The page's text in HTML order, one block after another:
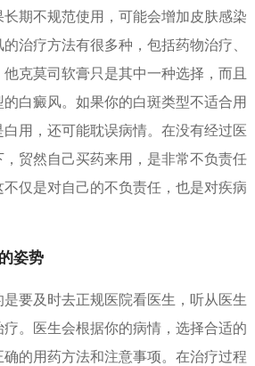
期不规范使用，可能会增加皮肤感染
治疗方法有很多种，包括药物治疗、
克莫司软膏只是其中一种选择，而且
白癜风。如果你的白斑类型不适合用
用，还可能耽误病情。在没有经过医
贸然自己买药来用，是非常不负责任
仅是对自己的不负责任，也是对疾病
姿势
要及时去正规医院看医生，听从医生
。医生会根据你的病情，选择合适的
的用药方法和注意事项。在治疗过程